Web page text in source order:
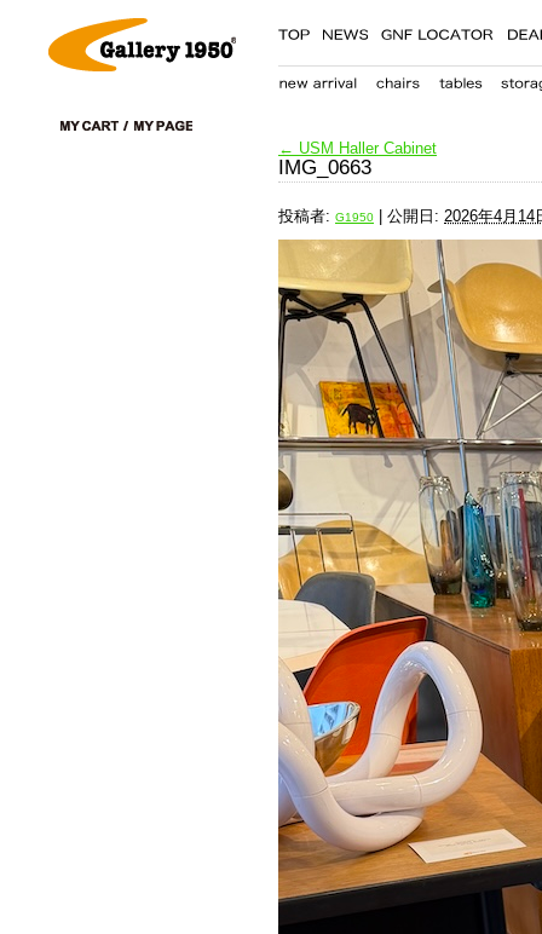
← USM Haller Cabinet
IMG_0663
投稿者: G1950 公開日: 2026年4月14